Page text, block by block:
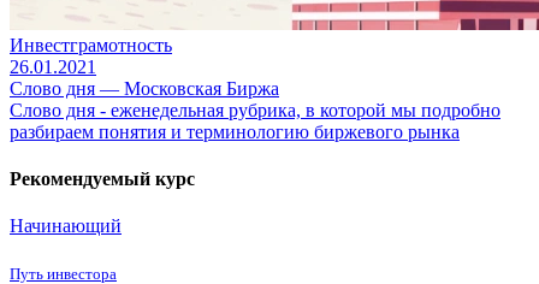
Инвестграмотность
26.01.2021
Слово дня — Московская Биржа
Слово дня - еженедельная рубрика, в которой мы подробно
разбираем понятия и терминологию биржевого рынка
Рекомендуемый курс
Начинающий
Путь инвестора